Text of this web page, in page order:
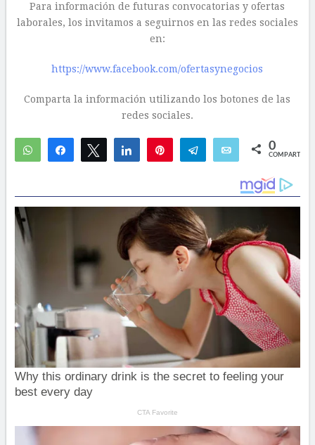
Para información de futuras convocatorias y ofertas
laborales, los invitamos a seguirnos en las redes sociales
en:
https://www.facebook.com/ofertasynegocios
Comparta la información utilizando los botones de las
redes sociales.
WhatsAppCompartirTwittear Compartir Telegram Email 0
COMPARTIR